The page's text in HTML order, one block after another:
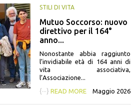
STILI DI VITA
Mutuo Soccorso: nuovo
direttivo per il 164°
anno...
Nonostante abbia raggiunto
l’invidiabile età di 164 anni di
vita associativa,
l’Associazione...
{···} READ MORE Maggio 2026